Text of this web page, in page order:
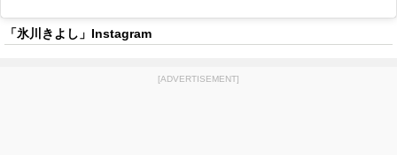
「氷川きよし」Instagram
[ADVERTISEMENT]